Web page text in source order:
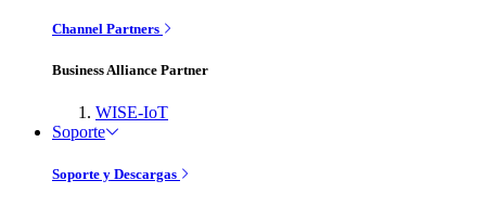
Channel Partners
Business Alliance Partner
WISE-IoT
Soporte
Soporte y Descargas